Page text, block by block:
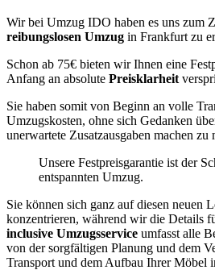
Wir bei Umzug IDO haben es uns zum
reibungslosen Umzug in Frankfurt zu
Schon ab 75€ bieten wir Ihnen eine
Anfang an absolute Preisklarheit
Sie haben somit von Beginn an volle
Umzugskosten, ohne sich Gedanken
unerwartete Zusatzausgaben machen zu
Unsere Festpreisgarantie ist der
entspannten Umzug.
Sie können sich ganz auf diesen neuen
konzentrieren, während wir die Details
inclusive Umzugsservice umfasst alle
von der sorgfältigen Planung und dem
Transport und dem Aufbau Ihrer Möbel